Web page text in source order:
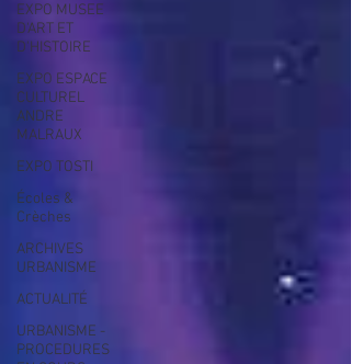
EXPO MUSEE
D'ART ET
D'HISTOIRE
EXPO ESPACE
CULTUREL
ANDRE
MALRAUX
EXPO TOSTI
Écoles &
Crèches
ARCHIVES
URBANISME
ACTUALITÉ
URBANISME -
PROCEDURES